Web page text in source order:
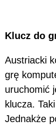
Klucz do
Austriacki
grę
uruchomić
klucza.
Jednakże